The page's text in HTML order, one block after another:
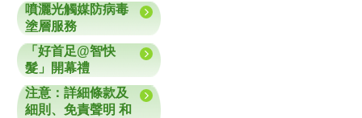
噴灑光觸媒防病毒
塗層服務
「好首足@智快
髮」開幕禮
注意：詳細條款及
細則、免責聲明 和